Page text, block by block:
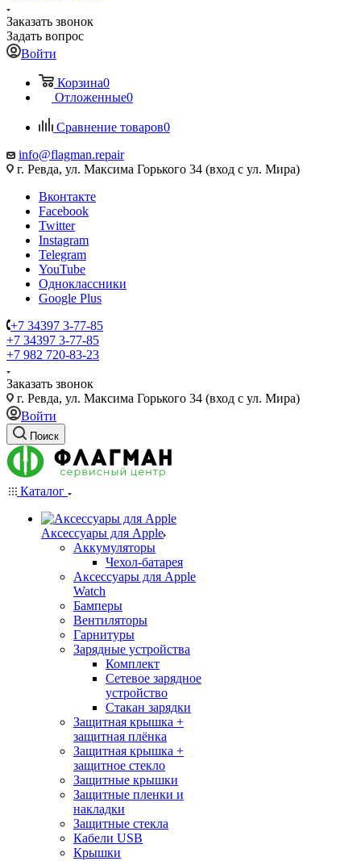
Заказать звонок
Задать вопрос
Войти
Корзина0
Отложенные0
Сравнение товаров0
info@flagman.repair
г. Ревда, ул. Максима Горького 34 (вход с ул. Мира)
Вконтакте
Facebook
Twitter
Instagram
Telegram
YouTube
Одноклассники
Google Plus
+7 34397 3-77-85
+7 34397 3-77-85
+7 982 720-83-23
Заказать звонок
г. Ревда, ул. Максима Горького 34 (вход с ул. Мира)
Войти
Поиск
Каталог
Аксессуары для Apple
Аккумуляторы
Чехол-батарея
Аксессуары для Apple
Watch
Бамперы
Вентиляторы
Гарнитуры
Зарядные устройства
Комплект
Сетевое зарядное
устройство
Стакан зарядки
Защитная крышка +
защитная плёнка
Защитная крышка +
защитное стекло
Защитные крышки
Защитные пленки и
накладки
Защитные стекла
Кабели USB
Крышки